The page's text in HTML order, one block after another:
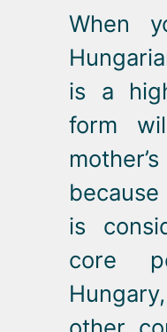
When
is a
form
is
core